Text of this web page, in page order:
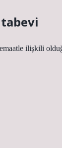
ilişkili